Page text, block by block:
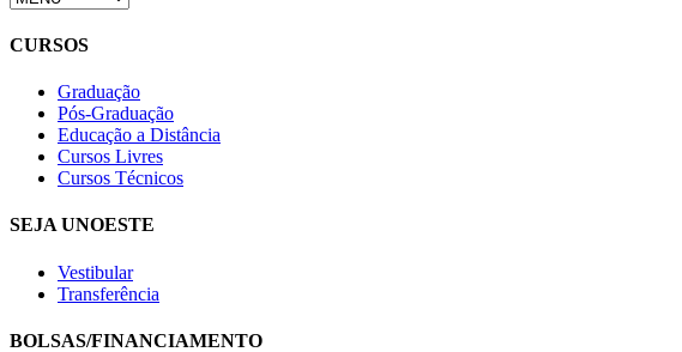
CURSOS
Graduação
Pós-Graduação
Educação a Distância
Cursos Livres
Cursos Técnicos
SEJA UNOESTE
Vestibular
Transferência
BOLSAS/FINANCIAMENTO